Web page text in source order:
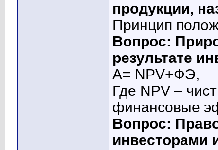
продукции,
Принцип
Вопрос:
результате
А= NPV+ФЭ,
Где NPV –
финансовые
Вопрос:
инвесторами